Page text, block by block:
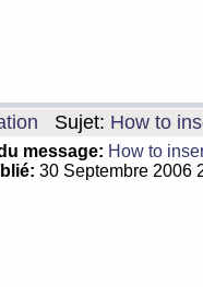
Sujet: How to
message: How to
30 Septembre 2006